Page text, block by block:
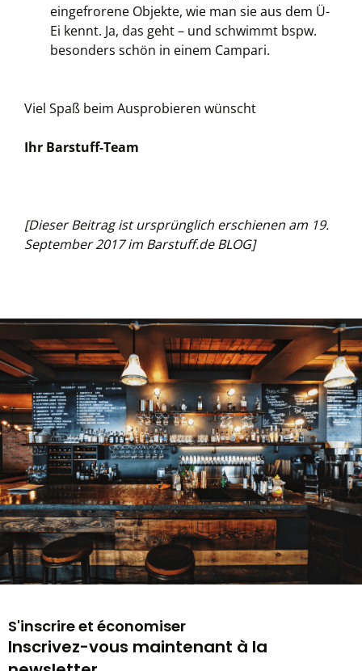
eingefrorene Objekte, wie man sie aus dem Ü-
Ei kennt. Ja, das geht – und schwimmt bspw.
besonders schön in einem Campari.
Viel Spaß beim Ausprobieren wünscht
Ihr Barstuff-Team
[Dieser Beitrag ist ursprünglich erschienen am 19.
September 2017 im Barstuff.de BLOG]
S'inscrire et économiser
Inscrivez-vous maintenant à la